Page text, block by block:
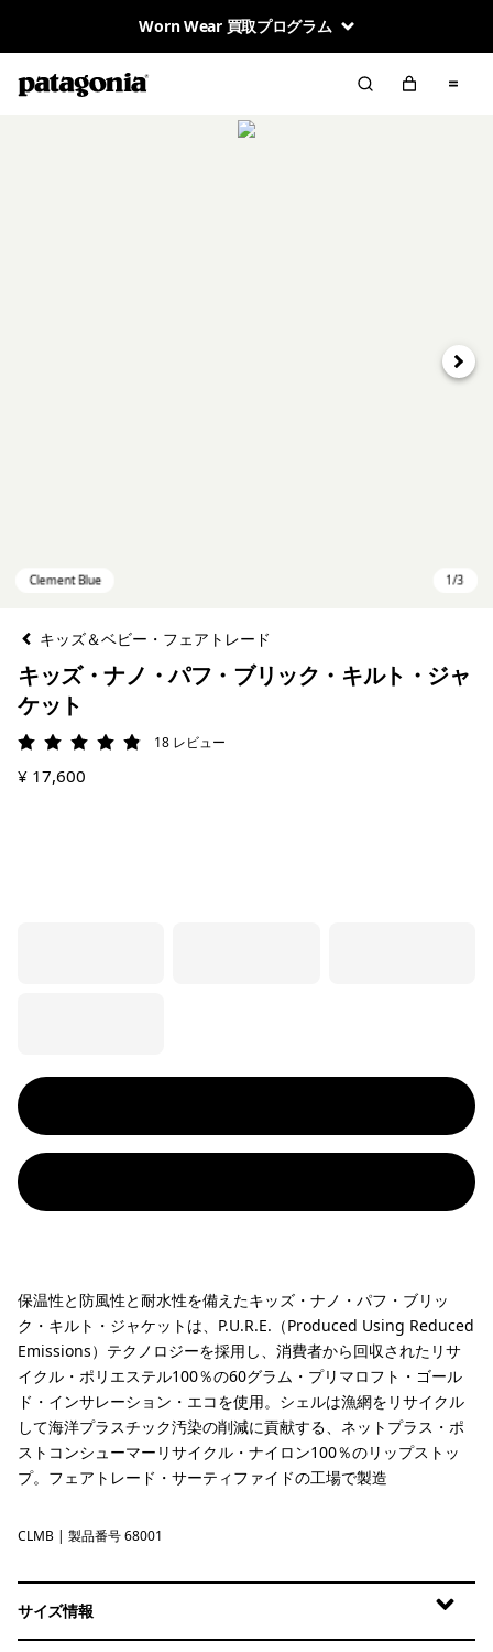
Worn Wear 買取プログラム
次へ
キッズ＆ベビー・フェアトレード
キッズ・ナノ・パフ・ブリック・キルト・ジャ
ケット
評価: 4.9 / 5
18 レビュー
¥ 17,600
保温性と防風性と耐水性を備えたキッズ・ナノ・パフ・ブリッ
ク・キルト・ジャケットは、P.U.R.E.（Produced Using Reduced
Emissions）テクノロジーを採用し、消費者から回収されたリサ
イクル・ポリエステル100％の60グラム・プリマロフト・ゴール
ド・インサレーション・エコを使用。シェルは漁網をリサイクル
して海洋プラスチック汚染の削減に貢献する、ネットプラス・ポ
ストコンシューマーリサイクル・ナイロン100％のリップストッ
プ。フェアトレード・サーティファイドの工場で製造
Clement Blue
CLMB | 製品番号 68001
サイズ情報